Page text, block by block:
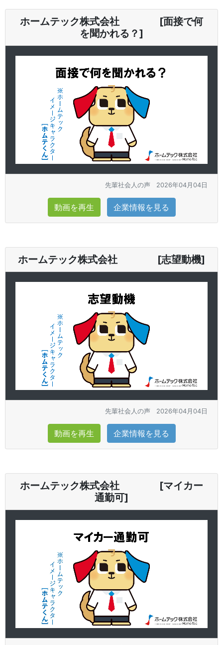
ホームテック株式会社 [面接で何
を聞かれる？]
先輩社会人の声 2026年04月04日
動画を再生 企業情報を見る
ホームテック株式会社 [志望動機]
先輩社会人の声 2026年04月04日
動画を再生 企業情報を見る
ホームテック株式会社 [マイカー
通勤可]